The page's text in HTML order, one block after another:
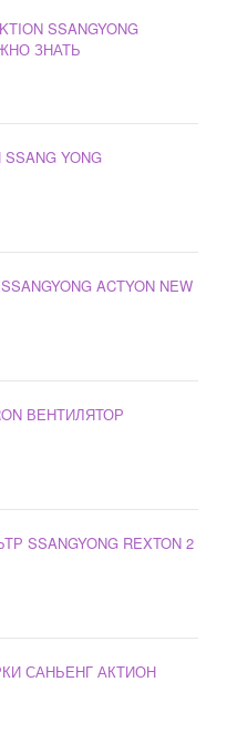
SSANGYONG
ЗНАТЬ
YONG
ACTYON NEW
ВЕНТИЛЯТОР
SSANGYONG REXTON 2
САНЬЕНГ АКТИОН